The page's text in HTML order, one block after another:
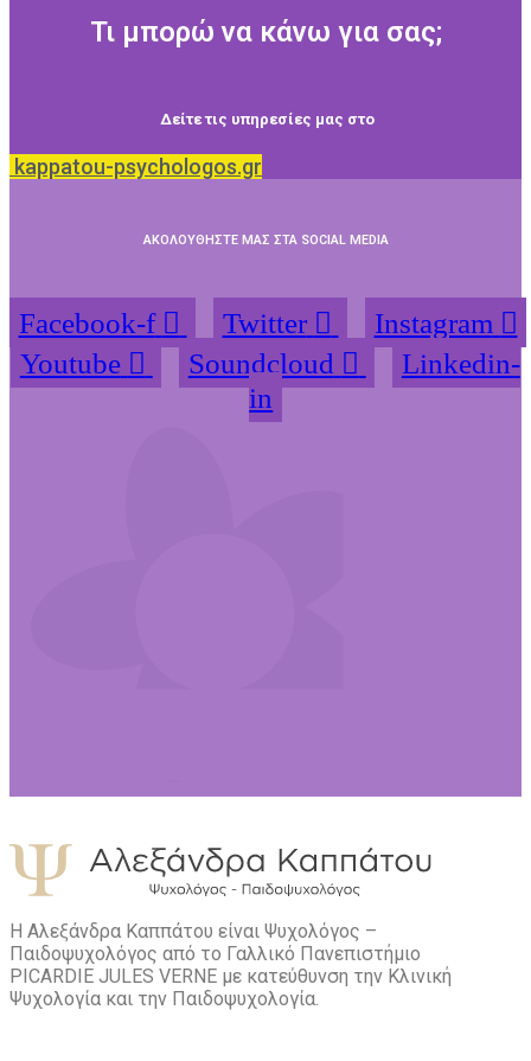
Τι μπορώ να κάνω για σας;
Δείτε τις υπηρεσίες μας στο
kappatou-psychologos.gr
ΑΚΟΛΟΥΘΗΣΤΕ ΜΑΣ ΣΤΑ SOCIAL MEDIA
Facebook-f Twitter
Instagram
Youtube
Soundcloud
Linkedin-
in
Η Αλεξάνδρα Καππάτου είναι Ψυχολόγος –
Παιδοψυχολόγος από το Γαλλικό Πανεπιστήμιο
PICARDIE JULES VERNE με κατεύθυνση την Kλινική
Ψυχολογία και την Παιδοψυχολογία.